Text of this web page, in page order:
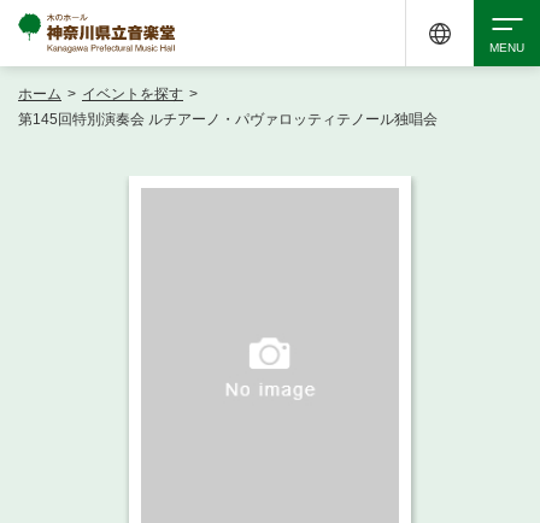
ホーム > イベントを探す >
第145回特別演奏会 ルチアーノ・パヴァロッティテノール独唱会